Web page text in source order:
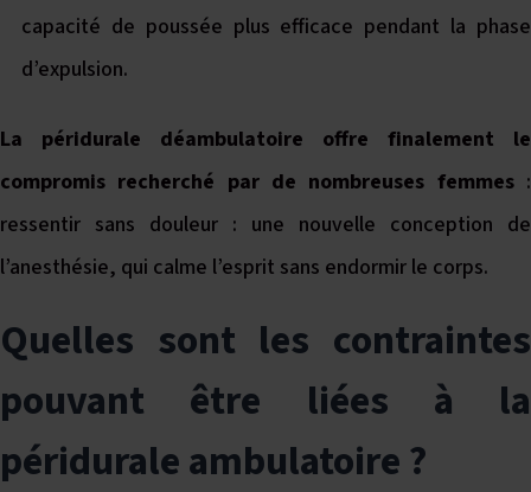
capacité de poussée plus efficace pendant la phase
d’expulsion.
La péridurale déambulatoire offre finalement le
compromis recherché par de nombreuses femmes :
ressentir sans douleur : une nouvelle conception de
l’anesthésie, qui calme l’esprit sans endormir le corps.
Quelles sont les contraintes
pouvant être liées à la
péridurale ambulatoire ?